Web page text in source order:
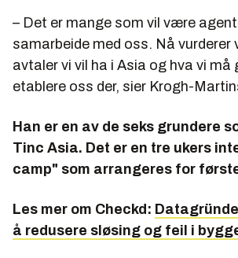
– Det er mange som vil være
samarbeide med oss. Nå vurderer
avtaler vi vil ha i Asia og hva vi må
etablere oss der, sier Krogh-
Han er en av de seks grundere
Tinc Asia. Det er en tre ukers
camp" som arrangeres for
Les mer om Checkd:
å redusere sløsing og feil i